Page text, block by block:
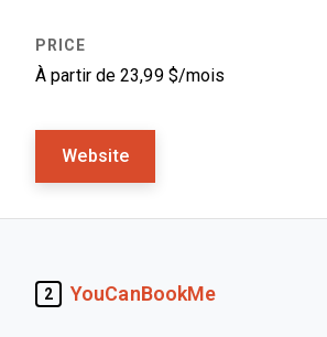
À partir de 23,99 $/mois
Website
2 YouCanBookMe